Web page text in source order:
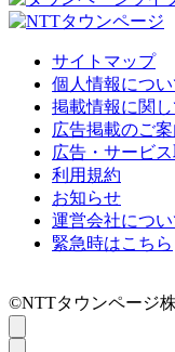
サイトマップ
個人情報につい
掲載情報に関し
広告掲載のご
広告・サービ
利用規約
お知らせ
運営会社につい
緊急時はこちら
©NTTタウンページ株